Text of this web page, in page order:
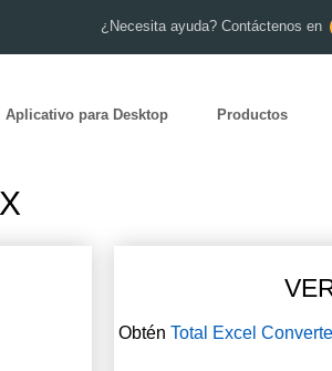
¿Necesita ayuda? Contáctenos en
Aplicativo para Desktop Productos
Obtén Total Excel